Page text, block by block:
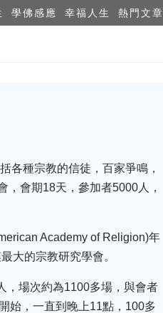
學佛感應 幸福人生 熱門文章
各種宗教的信徒，百家爭鳴，
會期18天，參加者5000人，
Academy of Religion)年
大的宗教研究學會。
，場次約為1100多場，與會者
始，一直到晚上11點，100多